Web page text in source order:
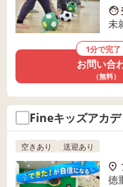
未
1分で完了
お問い合
（無料）
Fineキッズアカ
空きあり 送迎あり
徳